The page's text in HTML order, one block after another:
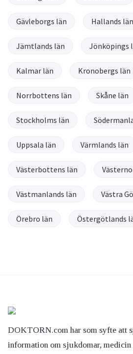
Gävleborgs län Hallands län
Jämtlands län Jönköpings
Kalmar län Kronobergs län
Norrbottens län Skåne län
Stockholms län
Uppsala län Värmlands län
Västerbottens län
Västmanlands län Västra
Örebro län Östergötlands
DOKTORN.com har som syfte att
information om sjukdomar,